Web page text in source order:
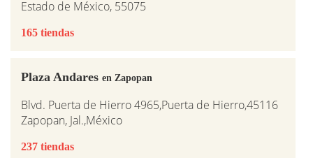
Estado de México, 55075
165 tiendas
Plaza Andares en Zapopan
Blvd. Puerta de Hierro 4965,Puerta de Hierro,45116
Zapopan, Jal.,México
237 tiendas